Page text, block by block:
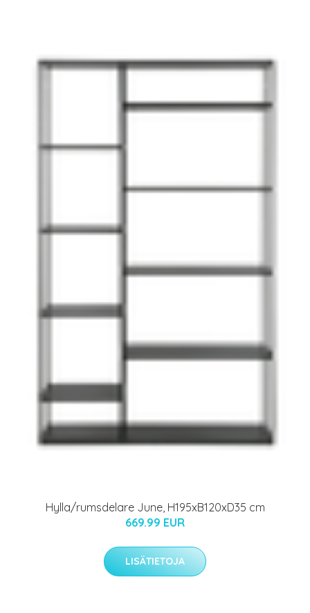
Hylla/rumsdelare June, H195xB120xD35 cm
669.99 EUR
LISÄTIETOJA